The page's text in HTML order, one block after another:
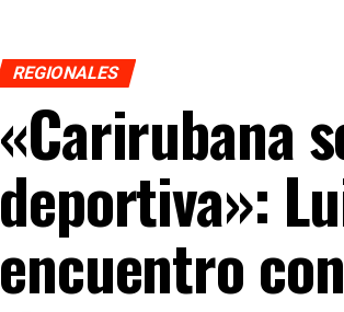
REGIONALES
«Carirubana
deportiva»:
encuentro